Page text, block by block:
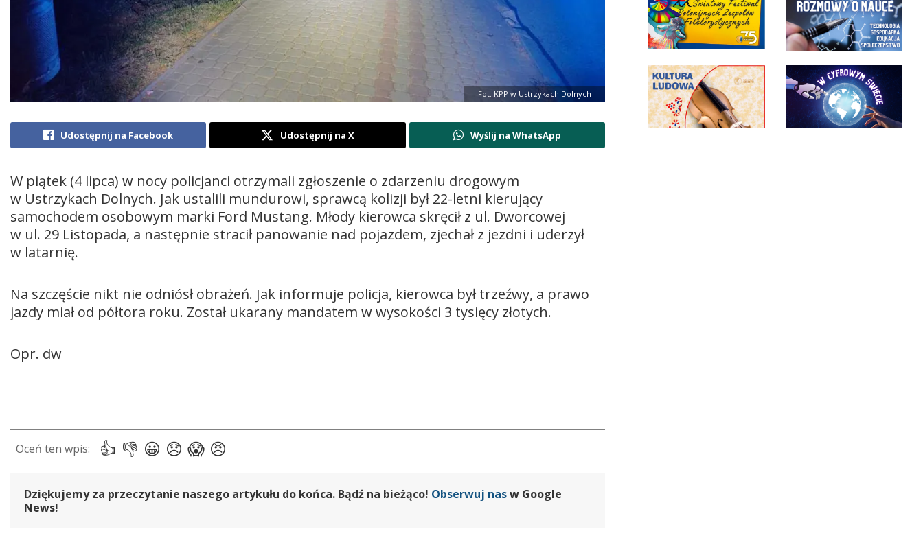
Fot. KPP w Ustrzykach Dolnych
Udostępnij na Facebook Udostępnij na X Wyślij na WhatsApp
W piątek (4 lipca) w nocy policjanci otrzymali zgłoszenie o zdarzeniu drogowym
w Ustrzykach Dolnych. Jak ustalili mundurowi, sprawcą kolizji był 22-letni kierujący
samochodem osobowym marki Ford Mustang. Młody kierowca skręcił z ul. Dworcowej
w ul. 29 Listopada, a następnie stracił panowanie nad pojazdem, zjechał z jezdni i uderzył
w latarnię.
Na szczęście nikt nie odniósł obrażeń. Jak informuje policja, kierowca był trzeźwy, a prawo
jazdy miał od półtora roku. Został ukarany mandatem w wysokości 3 tysięcy złotych.
Opr. dw
Dziękujemy za przeczytanie naszego artykułu do końca. Bądź na bieżąco! Obserwuj nasw Google
News!